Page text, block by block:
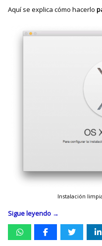
Aquí se explica cómo hacerlo
Instalación
Sigue leyendo →